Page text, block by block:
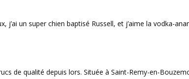
j’ai un super chien baptisé Russell, et j’aime la vodka-
de qualité depuis lors. Située à Saint-Remy-en-